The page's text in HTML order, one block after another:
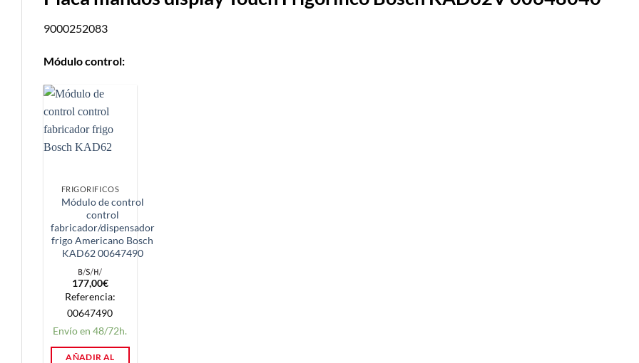
9000252083
Módulo control:
FRIGORIFICOS
Módulo de control
control
fabricador/dispensador
frigo Americano Bosch
KAD62 00647490
177,00€
Referencia:
00647490
Envío en 48/72h.
AÑADIR AL